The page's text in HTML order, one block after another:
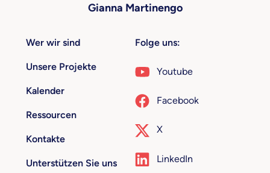
Gianna Martinengo
Wer wir sind
Unsere Projekte
Kalender
Ressourcen
Kontakte
Unterstützen Sie uns
Folge uns:
Youtube
Facebook
X
LinkedIn